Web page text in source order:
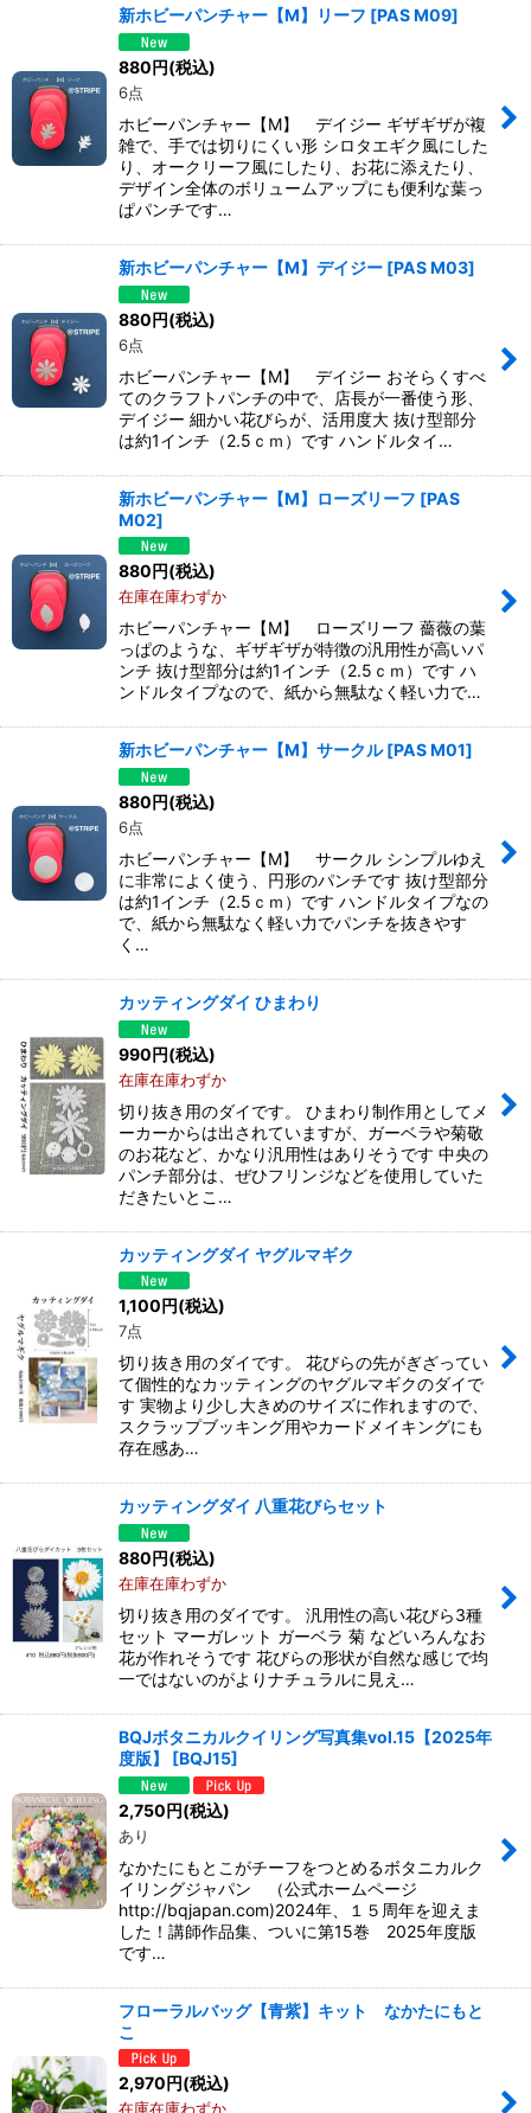
新ホビーパンチャー【M】リーフ [PAS M09]
880円(税込)
6点
ホビーパンチャー【M】 デイジー ギザギザが複
雑で、手では切りにくい形 シロタエギク風にした
り、オークリーフ風にしたり、お花に添えたり、
デザイン全体のボリュームアップにも便利な葉っ
ぱパンチです…
新ホビーパンチャー【M】デイジー [PAS M03]
880円(税込)
6点
ホビーパンチャー【M】 デイジー おそらくすべ
てのクラフトパンチの中で、店長が一番使う形、
デイジー 細かい花びらが、活用度大 抜け型部分
は約1インチ（2.5ｃｍ）です ハンドルタイ…
新ホビーパンチャー【M】ローズリーフ [PAS
M02]
880円(税込)
在庫在庫わずか
ホビーパンチャー【M】 ローズリーフ 薔薇の葉
っぱのような、ギザギザが特徴の汎用性が高いパ
ンチ 抜け型部分は約1インチ（2.5ｃｍ）です ハ
ンドルタイプなので、紙から無駄なく軽い力で…
新ホビーパンチャー【M】サークル [PAS M01]
880円(税込)
6点
ホビーパンチャー【M】 サークル シンプルゆえ
に非常によく使う、円形のパンチです 抜け型部分
は約1インチ（2.5ｃｍ）です ハンドルタイプなの
で、紙から無駄なく軽い力でパンチを抜きやす
く…
カッティングダイ ひまわり
990円(税込)
在庫在庫わずか
切り抜き用のダイです。 ひまわり制作用としてメ
ーカーからは出されていますが、ガーベラや菊敬
のお花など、かなり汎用性はありそうです 中央の
パンチ部分は、ぜひフリンジなどを使用していた
だきたいとこ…
カッティングダイ ヤグルマギク
1,100円(税込)
7点
切り抜き用のダイです。 花びらの先がぎざってい
て個性的なカッティングのヤグルマギクのダイで
す 実物より少し大きめのサイズに作れますので、
スクラップブッキング用やカードメイキングにも
存在感あ…
カッティングダイ 八重花びらセット
880円(税込)
在庫在庫わずか
切り抜き用のダイです。 汎用性の高い花びら3種
セット マーガレット ガーベラ 菊 などいろんなお
花が作れそうです 花びらの形状が自然な感じで均
一ではないのがよりナチュラルに見え…
BQJボタニカルクイリング写真集vol.15【2025年
度版】
[BQJ15]
2,750円(税込)
あり
なかたにもとこがチーフをつとめるボタニカルク
イリングジャパン （公式ホームページ
http://bqjapan.com)2024年、１５周年を迎えま
した！講師作品集、ついに第15巻 2025年度版
です…
フローラルバッグ【青紫】キット なかたにもと
こ
2,970 円(税込)
在庫在庫わずか